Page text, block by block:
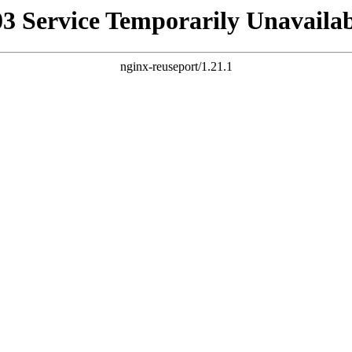
Service Temporarily
nginx-reuseport/1.21.1